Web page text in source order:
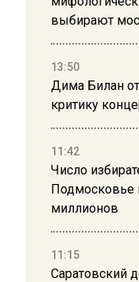
выбирают
13:50
Дима Билан
критику
11:42
Число
Подмосковье
миллионов
11:15
Саратовский